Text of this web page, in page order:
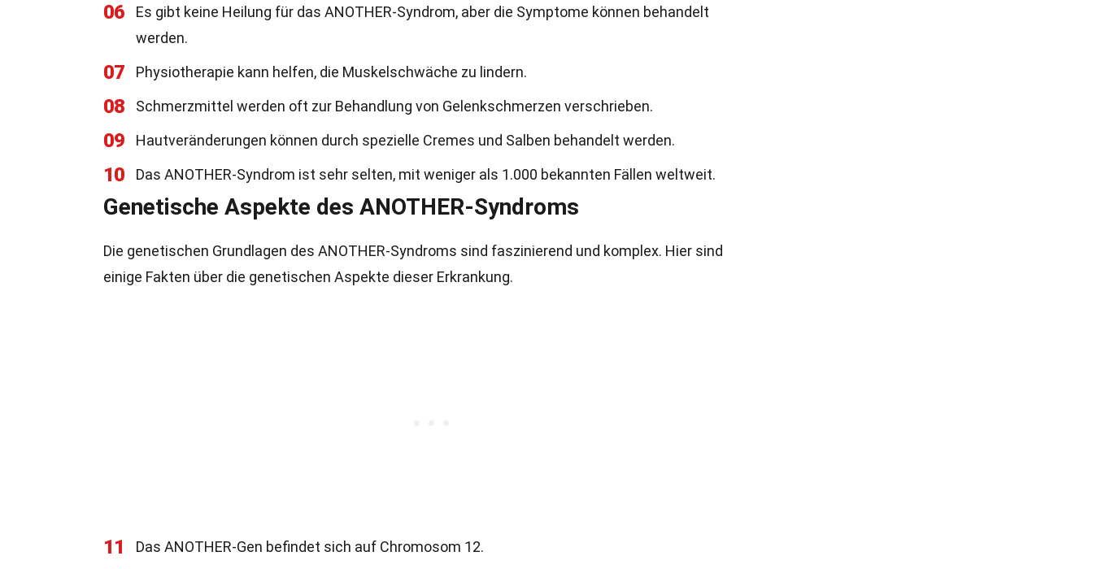
06
Es gibt keine Heilung für das ANOTHER-Syndrom, aber die Symptome können behandelt
werden.
07 Physiotherapie kann helfen, die Muskelschwäche zu lindern.
08 Schmerzmittel werden oft zur Behandlung von Gelenkschmerzen verschrieben.
09 Hautveränderungen können durch spezielle Cremes und Salben behandelt werden.
10 Das ANOTHER-Syndrom ist sehr selten, mit weniger als 1.000 bekannten Fällen weltweit.
Genetische Aspekte des ANOTHER-Syndroms
Die genetischen Grundlagen des ANOTHER-Syndroms sind faszinierend und komplex. Hier sind
einige Fakten über die genetischen Aspekte dieser Erkrankung.
11 Das ANOTHER-Gen befindet sich auf Chromosom 12.